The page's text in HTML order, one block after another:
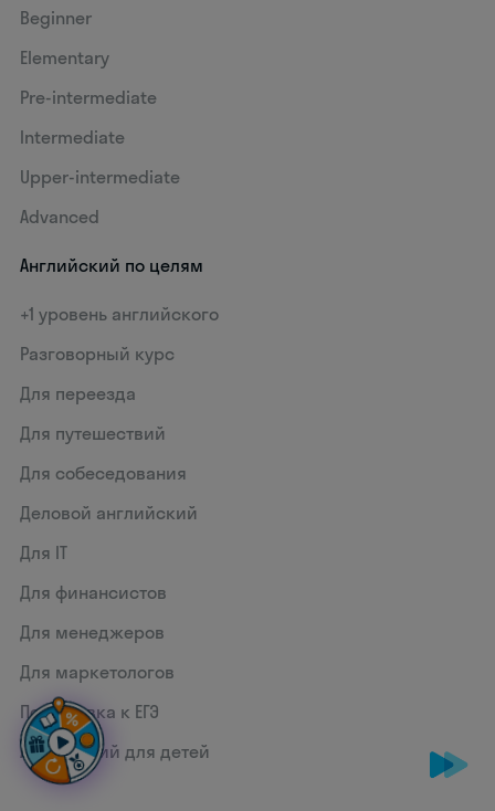
Beginner
Elementary
Pre-intermediate
Intermediate
Upper-intermediate
Advanced
Английский по целям
+1 уровень английского
Разговорный курс
Для переезда
Для путешествий
Для собеседования
Деловой английский
Для IT
Для финансистов
Для менеджеров
Для маркетологов
Подготовка к ЕГЭ
Английский для детей